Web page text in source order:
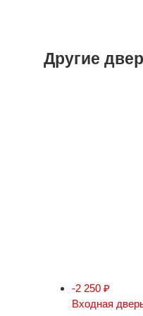
Другие
-2 250 ₽
Входная